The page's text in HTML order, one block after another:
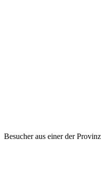
Besucher aus einer der